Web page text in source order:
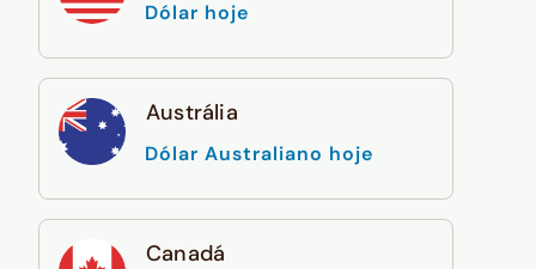
Dólar hoje
Austrália
Dólar Australiano hoje
Canadá